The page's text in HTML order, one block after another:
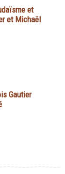
et
et Michaël
Gautier